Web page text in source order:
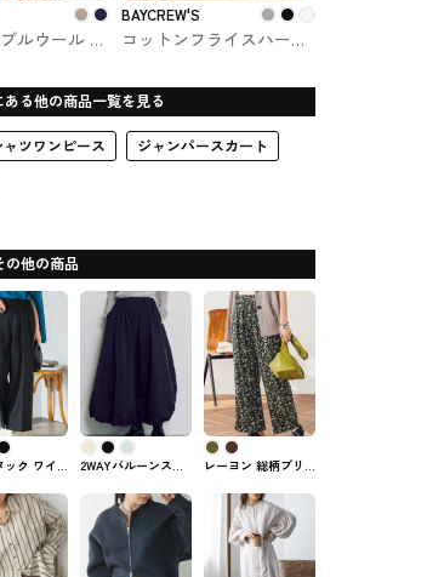
ルウール 着
#トップス
BAYCREW'S
コットンフライスハーフ
BAYCREW'Sで購入できる
IÉNA
る他の商品一覧を見る
ャツワンピース ジャンパースカート
の他の商品
ック ワイ
ンツ
2WAYバルーンスカ
きるスカート
レーヨン 総柄プリ
lil nina（リル・ニ
ーナ） #ズボン・パ